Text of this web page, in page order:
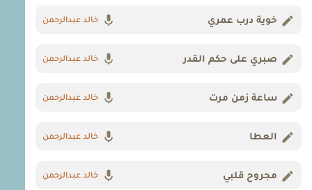
خوية درب عمري خالد عبدالرحمن
صبري على حكم القدر خالد عبدالرحمن
ساعة زمن مرت خالد عبدالرحمن
العطا خالد عبدالرحمن
مجروح قلبي خالد عبدالرحمن